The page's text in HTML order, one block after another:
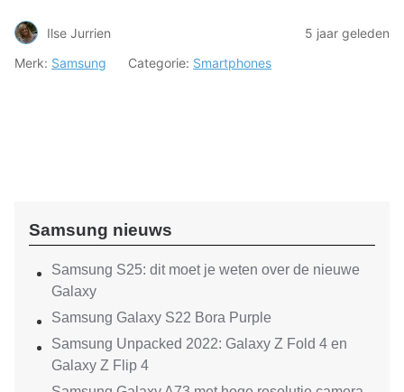
Ilse Jurrien
5 jaar geleden
Merk: Samsung Categorie: Smartphones
Samsung nieuws
Samsung S25: dit moet je weten over de nieuwe
Galaxy
Samsung Galaxy S22 Bora Purple
Samsung Unpacked 2022: Galaxy Z Fold 4 en
Galaxy Z Flip 4